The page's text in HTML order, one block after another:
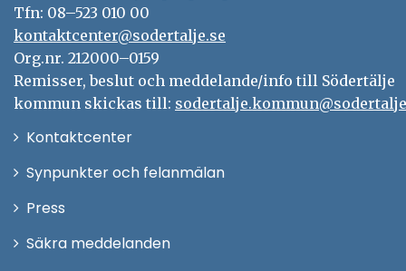
Tfn: 08–523 010 00
kontaktcenter@sodertalje.se
Org.nr. 212000–0159
Remisser, beslut och meddelande/info till Södertälje
kommun skickas till:
KontaktcenterÖppna
Synpunkter och felanmälan
Press
Säkra meddelanden